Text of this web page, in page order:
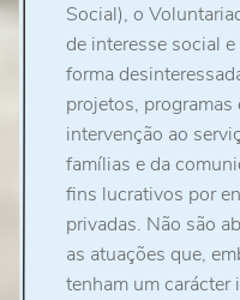
Social), o
de interesse social
forma
projetos,
intervenção ao
famílias e da
fins lucrativos por
privadas. Não são
as atuações que,
tenham um carácter